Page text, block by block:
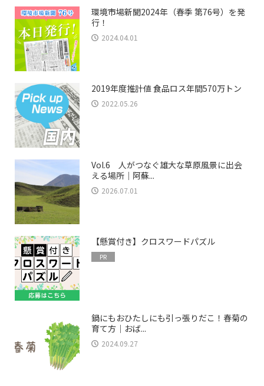
環境市場新聞2024年（春季 第76号）を発
行！
2024.04.01
2019年度推計値 食品ロス年間570万トン
2022.05.26
Vol.6 人がつなぐ雄大な草原風景に出会
える場所｜阿蘇...
2026.07.01
【懸賞付き】クロスワードパズル
PR
鍋にもおひたしにも引っ張りだこ！春菊の
育て方｜おば...
2024.09.27